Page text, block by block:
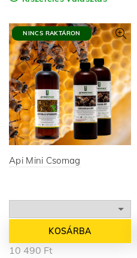
NINCS RAKTÁRON
Api Mini Csomag
KOSÁRBA
10 490 Ft